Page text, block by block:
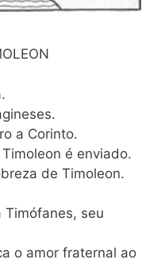
a Corinto.
é enviado.
de Timoleon.
Timófanes, seu
o amor fraternal ao